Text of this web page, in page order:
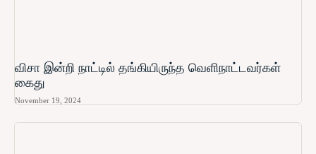
விசா இன்றி நாட்டில் தங்கியிருந்த வெளிநாட்டவர்கள்
கைது
November 19, 2024